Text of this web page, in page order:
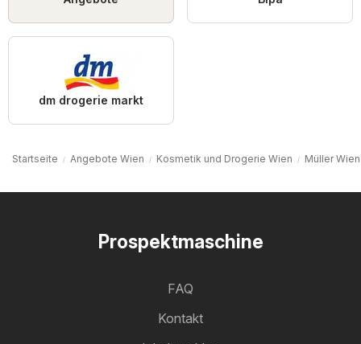
dm drogerie markt
Startseite Angebote Wien Kosmetik und Drogerie Wien Müller Wien
Prospektmaschine
FAQ
Kontakt